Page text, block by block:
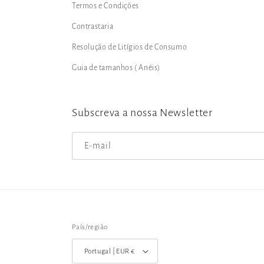
Termos e Condições
Contrastaria
Resolução de Litígios de Consumo
Guia de tamanhos ( Anéis)
Subscreva a nossa Newsletter
E-mail
País/região
Portugal | EUR €